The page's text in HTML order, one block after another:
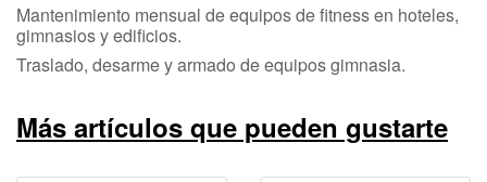
Mantenimiento mensual de equipos de fitness en hoteles,
gimnasios y edificios.
Traslado, desarme y armado de equipos gimnasia.
Más artículos que pueden gustarte